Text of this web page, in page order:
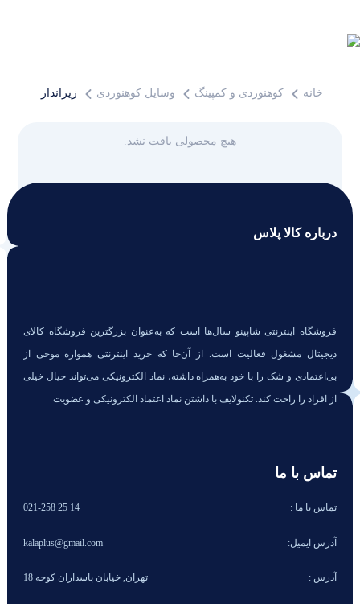
خانه کوهنوردی و کمپینگ وسایل کوهنوردی زیرانداز سفری
هیچ محصولی یافت نشد.
درباره کالا پلاس
فروشگاه اینترنتی شاپینو سال‌ها است که به‌عنوان بزرگترین فروشگاه کالای
دیجیتال مشغول فعالیت است. از آن‌جا که خرید اینترنتی همواره موجی از
بی‌اعتمادی و شک را با خود به‌همراه داشته، نماد الکترونیکی می‌تواند خیال خیلی
از افراد را راحت کند. تکنولایف با داشتن نماد اعتماد الکترونیکی و عضویت
تماس با ما
تماس با ما : 14 25 021-258
آدرس ایمیل: kalaplus@gmail.com
آدرس : تهران, خیابان پاسداران کوچه 18